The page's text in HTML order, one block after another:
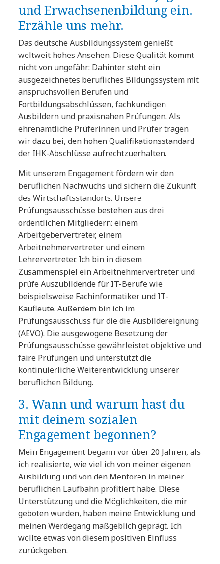
und Erwachsenenbildung ein.
Erzähle uns mehr.
Das deutsche Ausbildungssystem genießt
weltweit hohes Ansehen. Diese Qualität kommt
nicht von ungefähr: Dahinter steht ein
ausgezeichnetes berufliches Bildungssystem mit
anspruchsvollen Berufen und
Fortbildungsabschlüssen, fachkundigen
Ausbildern und praxisnahen Prüfungen. Als
ehrenamtliche Prüferinnen und Prüfer tragen
wir dazu bei, den hohen Qualifikationsstandard
der IHK-Abschlüsse aufrechtzuerhalten.
Mit unserem Engagement fördern wir den
beruflichen Nachwuchs und sichern die Zukunft
des Wirtschaftsstandorts. Unsere
Prüfungsausschüsse bestehen aus drei
ordentlichen Mitgliedern: einem
Arbeitgebervertreter, einem
Arbeitnehmervertreter und einem
Lehrervertreter. Ich bin in diesem
Zusammenspiel ein Arbeitnehmervertreter und
prüfe Auszubildende für IT-Berufe wie
beispielsweise Fachinformatiker und IT-
Kaufleute. Außerdem bin ich im
Prüfungsausschuss für die die Ausbildereignung
(AEVO). Die ausgewogene Besetzung der
Prüfungsausschüsse gewährleistet objektive und
faire Prüfungen und unterstützt die
kontinuierliche Weiterentwicklung unserer
beruflichen Bildung.
3. Wann und warum hast du
mit deinem sozialen
Engagement begonnen?
Mein Engagement begann vor über 20 Jahren, als
ich realisierte, wie viel ich von meiner eigenen
Ausbildung und von den Mentoren in meiner
beruflichen Laufbahn profitiert habe. Diese
Unterstützung und die Möglichkeiten, die mir
geboten wurden, haben meine Entwicklung und
meinen Werdegang maßgeblich geprägt. Ich
wollte etwas von diesem positiven Einfluss
zurückgeben.